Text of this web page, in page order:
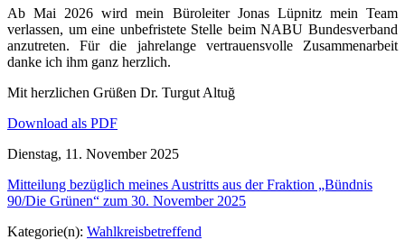
Ab Mai 2026 wird mein Büroleiter Jonas Lüpnitz mein Team
verlassen, um eine unbefristete Stelle beim NABU Bundesverband
anzutreten. Für die jahrelange vertrauensvolle Zusammenarbeit
danke ich ihm ganz herzlich.
Mit herzlichen Grüßen Dr. Turgut Altuğ
Download als PDF
Dienstag, 11. November 2025
Mitteilung bezüglich meines Austritts aus der Fraktion „Bündnis
90/Die Grünen“ zum 30. November 2025
Kategorie(n): Wahlkreisbetreffend